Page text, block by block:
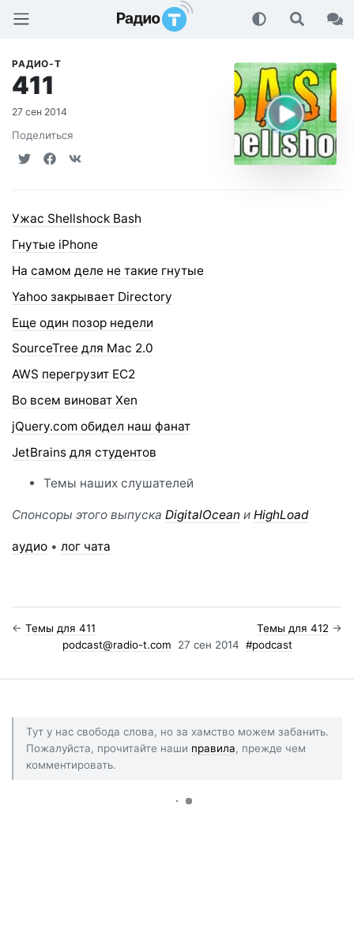
Радио-Т Подкаст
РАДИО-Т
411
27 сен 2014
Поделиться
Ужас Shellshock Bash
Гнутые iPhone
На самом деле не такие гнутые
Yahoo закрывает Directory
Еще один позор недели
SourceTree для Mac 2.0
AWS перегрузит EC2
Во всем виноват Xen
jQuery.com обидел наш фанат
JetBrains для студентов
Темы наших слушателей
Спонсоры этого выпуска DigitalOcean и HighLoad
аудио • лог чата
← Темы для 411 Темы для 412 →
podcast@radio-t.com
27 сен 2014 #podcast
Тут у нас свобода слова, но за хамство можем забанить.
Пожалуйста, прочитайте наши правила, прежде чем
комментировать.